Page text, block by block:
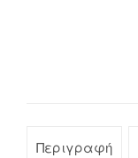
Περιγραφή